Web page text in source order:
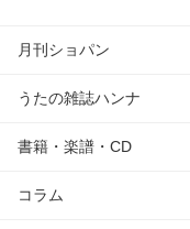
月刊ショパン
うたの雑誌ハンナ
書籍・楽譜・CD
コラム